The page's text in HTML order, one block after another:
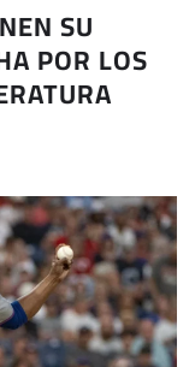
SU
POR LOS